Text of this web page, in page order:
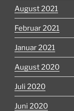
August 2021
Februar 2021
Januar 2021
August 2020
Juli 2020
Juni 2020